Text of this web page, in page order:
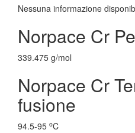
Nessuna informazione
Norpace Cr
339.475 g/mol
Norpace Cr
fusione
94.5-95 oC